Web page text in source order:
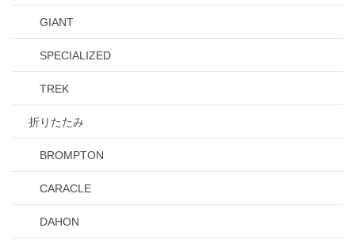
GIANT
SPECIALIZED
TREK
折りたたみ
BROMPTON
CARACLE
DAHON